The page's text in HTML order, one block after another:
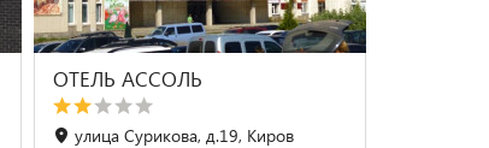
ОТЕЛЬ АССОЛЬ
улица Сурикова, д.19, Киров